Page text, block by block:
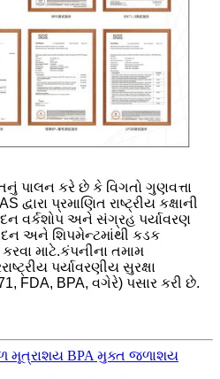
પાલન કરે છે કે વિગતો ગુણવત્તા
પ્રમાણિત રાષ્ટ્રીય કક્ષાની
વર્કશોપ અને સંગ્રહ પર્યાવરણ
અને શિપમેન્ટમાંથી કડક
માટે.કંપનીના તમામ
પર્યાવરણીય સુરક્ષા
BPA, વગેરે) પસાર કરી છે.
મૂત્રાશય BPA મુક્ત જળાશય